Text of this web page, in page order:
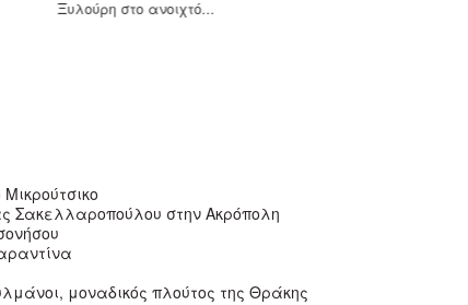
Ξυλούρη στο ανοιχτό...
Σακελλαροπούλου στην Ακρόπολη
μοναδικός πλούτος της Θράκης